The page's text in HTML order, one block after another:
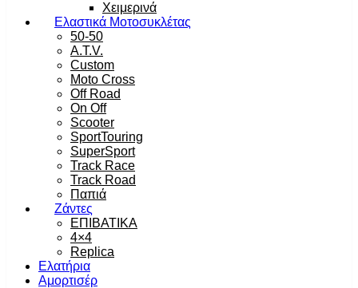
Χειμερινά
Ελαστικά Μοτοσυκλέτας
50-50
A.T.V.
Custom
Moto Cross
Off Road
On Off
Scooter
SportTouring
SuperSport
Track Race
Track Road
Παπιά
Ζάντες
ΕΠΙΒΑΤΙΚΑ
4×4
Replica
Ελατήρια
Αμορτισέρ